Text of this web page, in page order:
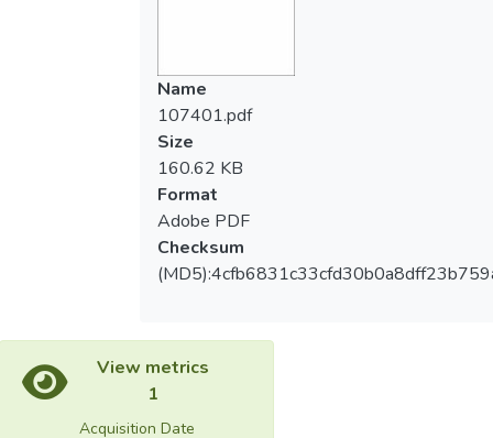
Name
107401.pdf
Size
160.62 KB
Format
Adobe PDF
Checksum
View metrics
1
Acquisition Date